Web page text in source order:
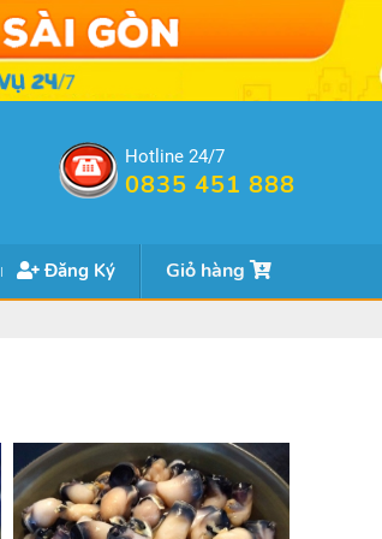
Hotline 24/7
0835 451 888
Giỏ hàng
Đăng Ký